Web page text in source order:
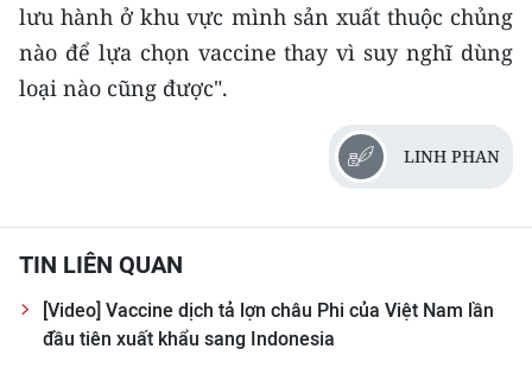
lưu hành ở khu vực mình sản xuất thuộc chủng
nào để lựa chọn vaccine thay vì suy nghĩ dùng
loại nào cũng được".
LINH PHAN
TIN LIÊN QUAN
[Video] Vaccine dịch tả lợn châu Phi của Việt Nam lần
đầu tiên xuất khẩu sang Indonesia